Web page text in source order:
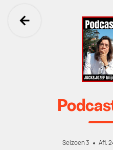
Ga terug
Seizoen 3 Afl.